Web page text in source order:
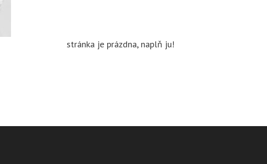
stránka je prázdna, naplň ju!